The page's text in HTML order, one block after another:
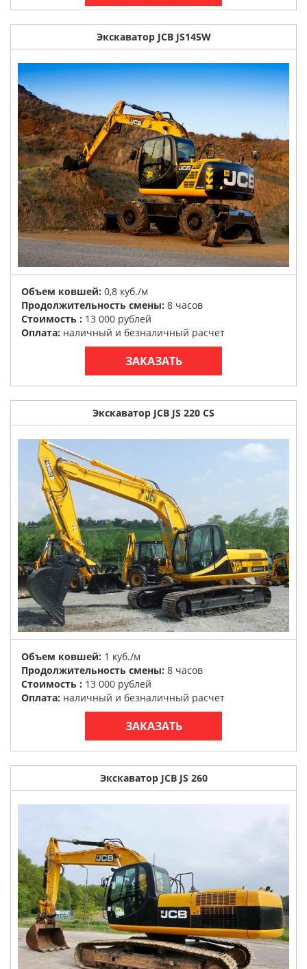
Экскаватор JCB JS145W
Объем ковшей: 0,8 куб./м
Продолжительность смены: 8 часов
Стоимость : 13 000 рублей
Оплата: наличный и безналичный расчет
ЗАКАЗАТЬ
Экскаватор JCB JS 220 CS
Объем ковшей: 1 куб./м
Продолжительность смены: 8 часов
Стоимость : 13 000 рублей
Оплата: наличный и безналичный расчет
ЗАКАЗАТЬ
Экскаватор JCB JS 260